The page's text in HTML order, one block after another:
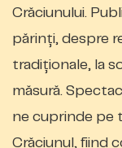
Crăciunului.
părinți, despre
tradiționale, la
măsură.
ne cuprinde pe
Crăciunul, fiind